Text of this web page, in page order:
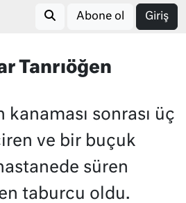
Abone ol Giriş
Tanrıöğen
sonrası üç
ve bir buçuk
süren
taburcu oldu.